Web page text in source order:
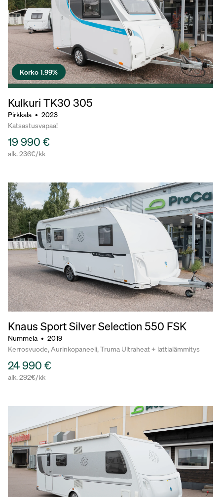
Korko 1.99%
Kulkuri TK30 305
Pirkkala • 2023
Katsastusvapaa!
19 990 €
alk. 236€/kk
Knaus Sport Silver Selection 550 FSK
Nummela • 2019
Kerrosvuode, Aurinkopaneeli, Truma Ultraheat + lattialämmitys
24 990 €
alk. 292€/kk